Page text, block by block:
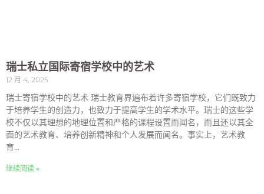
瑞士私立国际寄宿学校中的艺术
12 月 4, 2025
瑞士寄宿学校中的艺术 瑞士教育界遍布着许多寄宿学校，它们既致力
于培养学生的创造力，也致力于提高学生的学术水平。瑞士的这些学
校不仅以其理想的地理位置和严格的课程设置而闻名，而且还以其全
面的艺术教育、培养创新精神和个人发展而闻名。事实上，艺术教
育...
继续阅读 »